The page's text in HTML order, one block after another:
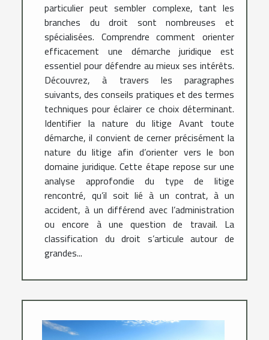
particulier peut sembler complexe, tant les
branches du droit sont nombreuses et
spécialisées. Comprendre comment orienter
efficacement une démarche juridique est
essentiel pour défendre au mieux ses intérêts.
Découvrez, à travers les paragraphes
suivants, des conseils pratiques et des termes
techniques pour éclairer ce choix déterminant.
Identifier la nature du litige Avant toute
démarche, il convient de cerner précisément la
nature du litige afin d’orienter vers le bon
domaine juridique. Cette étape repose sur une
analyse approfondie du type de litige
rencontré, qu’il soit lié à un contrat, à un
accident, à un différend avec l’administration
ou encore à une question de travail. La
classification du droit s’articule autour de
grandes...